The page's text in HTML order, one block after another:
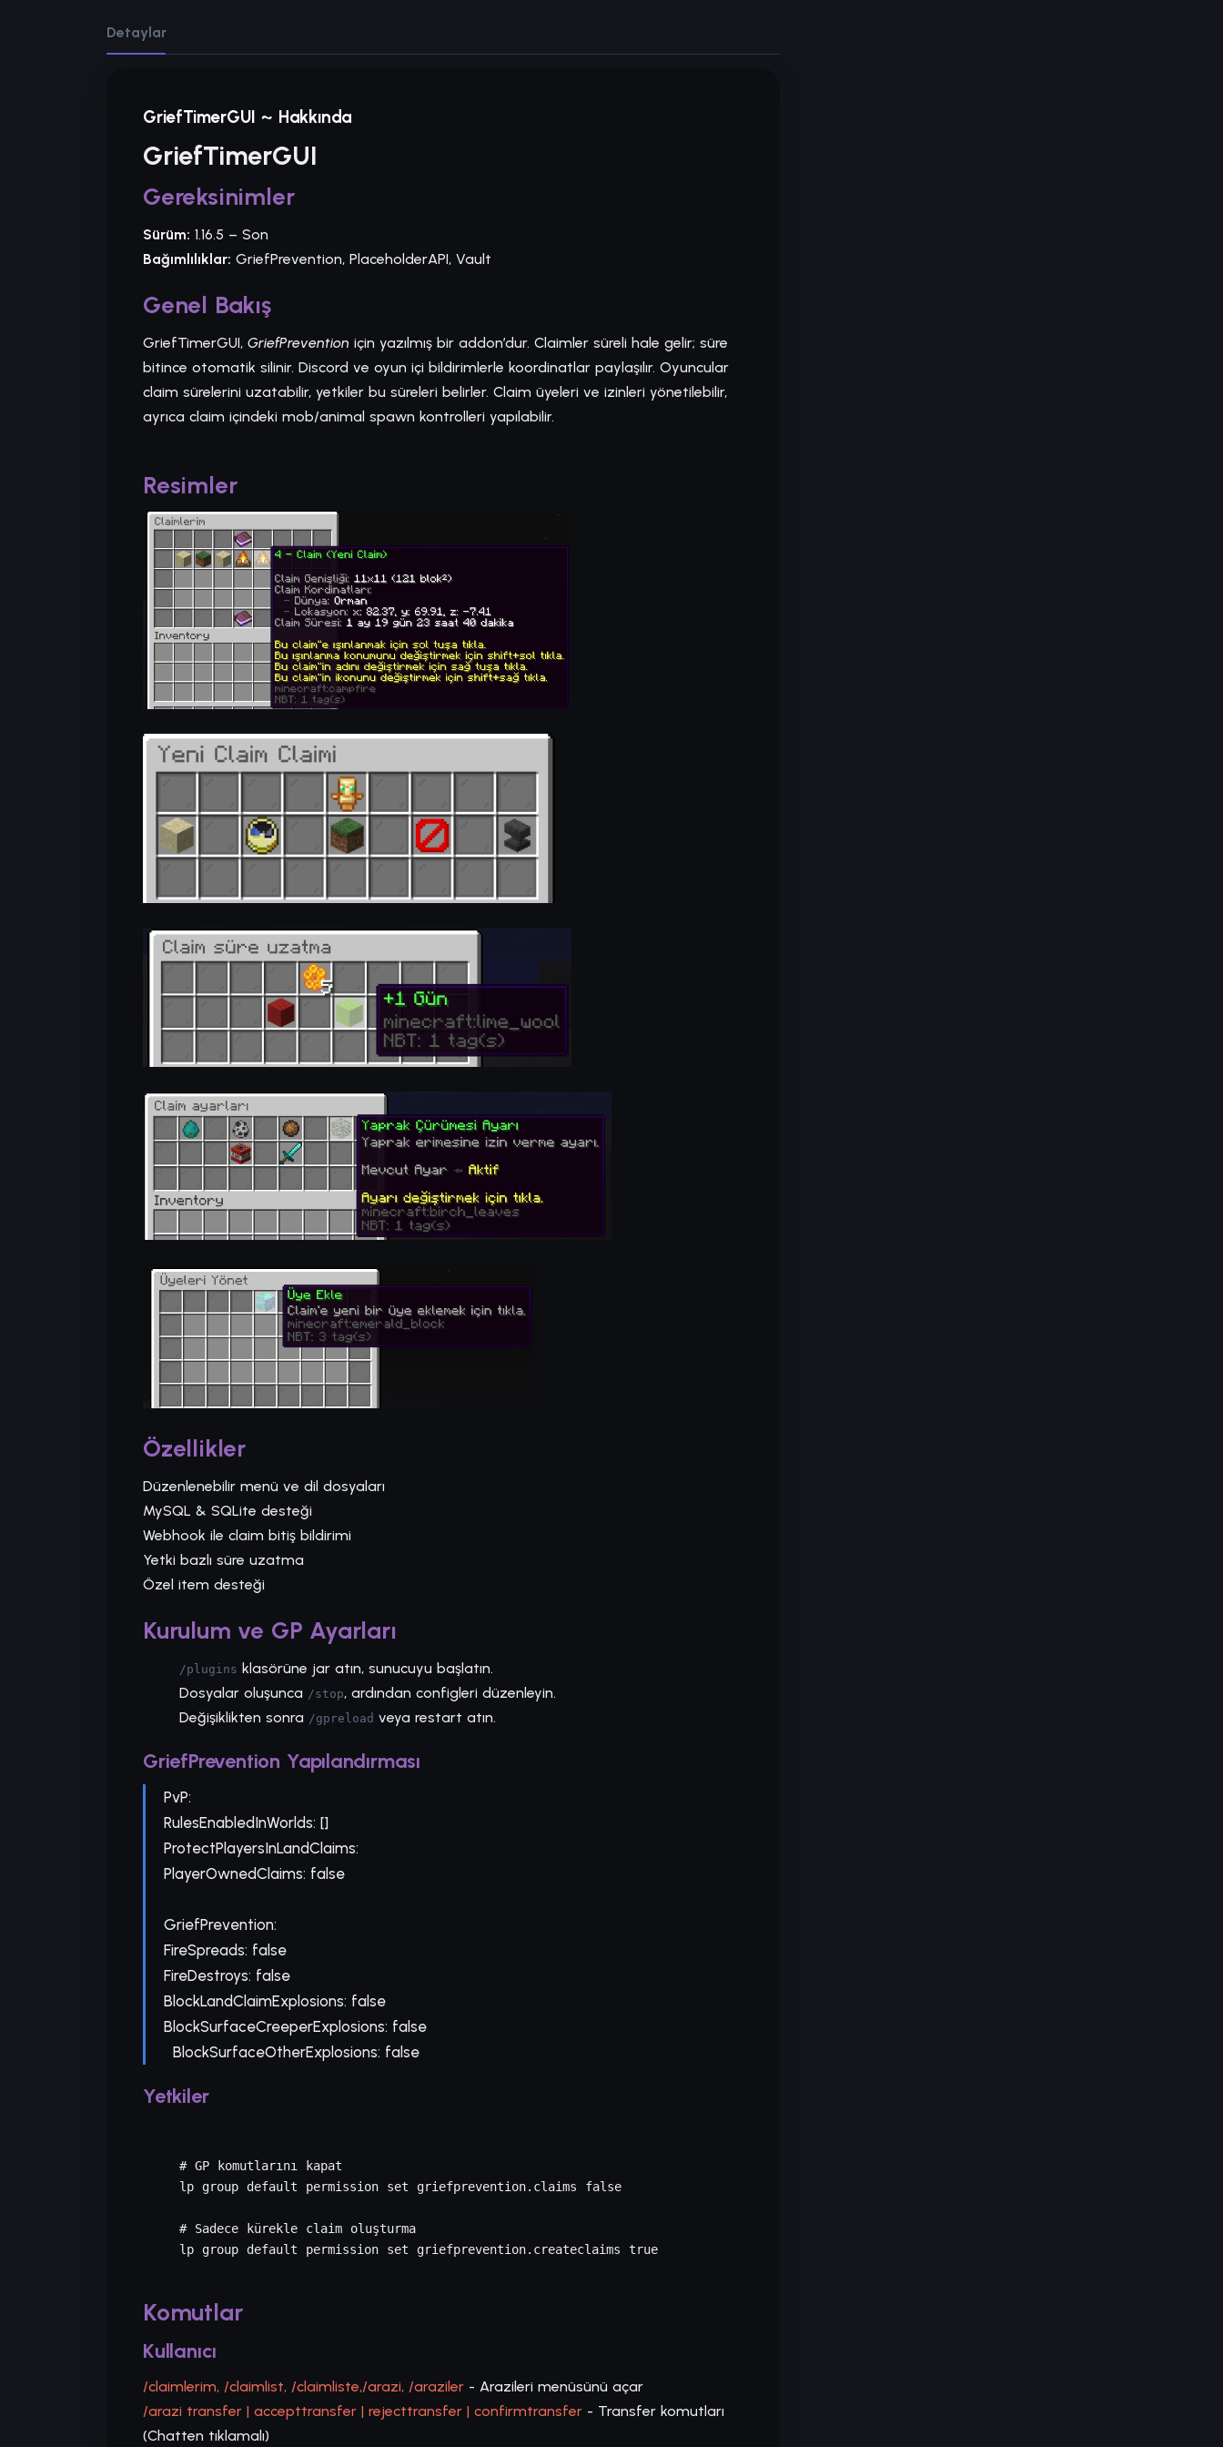
Detaylar
GriefTimerGUI ~ Hakkında
GriefTimerGUI
Gereksinimler
Sürüm: 1.16.5 – Son
Bağımlılıklar: GriefPrevention, PlaceholderAPI, Vault
Genel Bakış
GriefTimerGUI, GriefPrevention için yazılmış bir addon’dur. Claimler süreli hale gelir; süre
bitince otomatik silinir. Discord ve oyun içi bildirimlerle koordinatlar paylaşılır. Oyuncular
claim sürelerini uzatabilir, yetkiler bu süreleri belirler. Claim üyeleri ve izinleri yönetilebilir,
ayrıca claim içindeki mob/animal spawn kontrolleri yapılabilir.
Resimler
Özellikler
Düzenlenebilir menü ve dil dosyaları
MySQL & SQLite desteği
Webhook ile claim bitiş bildirimi
Yetki bazlı süre uzatma
Özel item desteği
Kurulum ve GP Ayarları
/plugins klasörüne jar atın, sunucuyu başlatın.
Dosyalar oluşunca /stop, ardından configleri düzenleyin.
Değişiklikten sonra /gpreload veya restart atın.
GriefPrevention Yapılandırması
PvP:
RulesEnabledInWorlds: []
ProtectPlayersInLandClaims:
PlayerOwnedClaims: false
GriefPrevention:
FireSpreads: false
FireDestroys: false
BlockLandClaimExplosions: false
BlockSurfaceCreeperExplosions: false
BlockSurfaceOtherExplosions: false
Yetkiler
# GP komutlarını kapat
lp group default permission set griefprevention.claims false
# Sadece kürekle claim oluşturma
lp group default permission set griefprevention.createclaims true
Komutlar
Kullanıcı
/claimlerim, /claimlist, /claimliste,/arazi, /araziler - Arazileri menüsünü açar
/arazi transfer | accepttransfer | rejecttransfer | confirmtransfer - Transfer komutları
(Chatten tıklamalı)